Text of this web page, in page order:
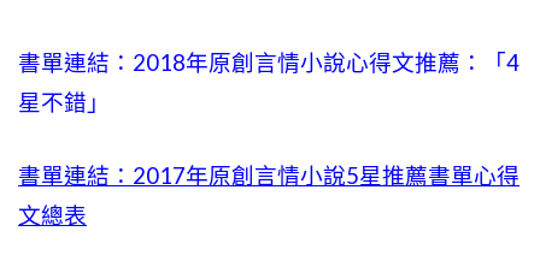
書單連結：2018年原創言情小說心得文推薦：「4
星不錯」
書單連結：2017年原創言情小說5星推薦書單心得
文總表